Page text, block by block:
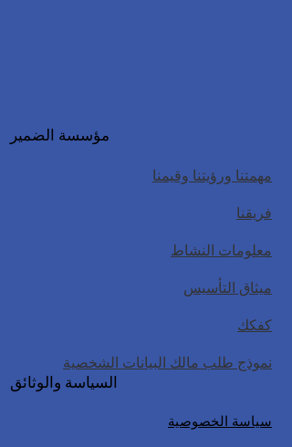
مؤسسة الضمير
مهمتنا ورؤيتنا وقيمنا
فريقنا
معلومات النشاط
ميثاق التأسيس
كفكك
نموذج طلب مالك البيانات الشخصية
السياسة والوثائق
سياسة الخصوصية